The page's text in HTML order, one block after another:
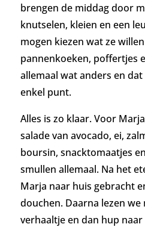
brengen de middag door
knutselen, kleien en een
mogen kiezen wat ze
pannenkoeken, poffertjes
allemaal wat anders en
enkel punt.
Alles is zo klaar. Voor
salade van avocado, ei,
boursin, snacktomaatjes
smullen allemaal. Na het
Marja naar huis gebracht
douchen. Daarna lezen we
verhaaltje en dan hup naar